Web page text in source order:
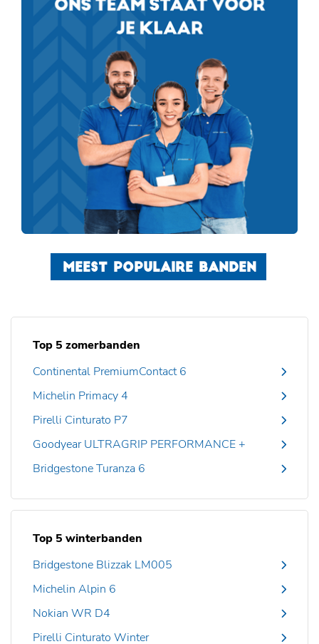
MEEST POPULAIRE BANDEN
Top 5 zomerbanden
Continental PremiumContact 6
Michelin Primacy 4
Pirelli Cinturato P7
Goodyear ULTRAGRIP PERFORMANCE +
Bridgestone Turanza 6
Top 5 winterbanden
Bridgestone Blizzak LM005
Michelin Alpin 6
Nokian WR D4
Pirelli Cinturato Winter